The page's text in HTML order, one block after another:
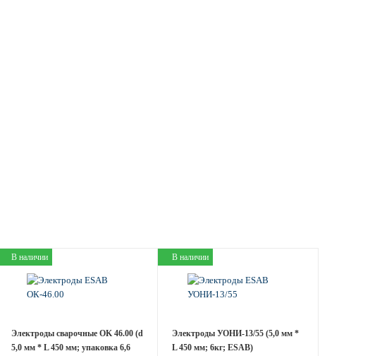
В наличии
Электроды сварочные OK 46.00 (d
5,0 мм * L 450 мм; упаковка 6,6
В наличии
Электроды УОНИ-13/55 (5,0 мм *
L 450 мм; 6кг; ESAB)